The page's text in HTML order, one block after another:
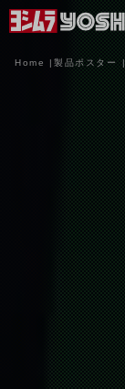
Home 製品ポスター